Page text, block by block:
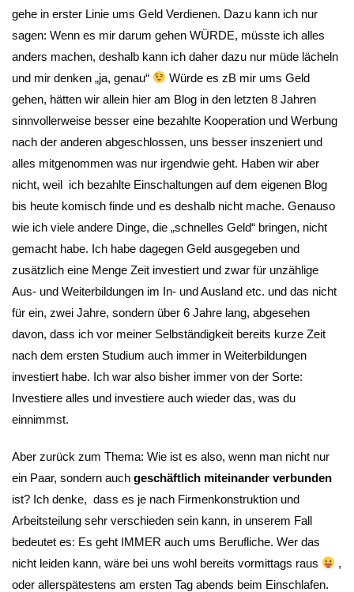
gehe in erster Linie ums Geld Verdienen. Dazu kann ich nur
sagen: Wenn es mir darum gehen WÜRDE, müsste ich alles
anders machen, deshalb kann ich daher dazu nur müde lächeln
und mir denken „ja, genau“
Würde es zB mir ums Geld
gehen, hätten wir allein hier am Blog in den letzten 8 Jahren
sinnvollerweise besser eine bezahlte Kooperation und Werbung
nach der anderen abgeschlossen, uns besser inszeniert und
alles mitgenommen was nur irgendwie geht. Haben wir aber
nicht, weil ich bezahlte Einschaltungen auf dem eigenen Blog
bis heute komisch finde und es deshalb nicht mache. Genauso
wie ich viele andere Dinge, die „schnelles Geld“ bringen, nicht
gemacht habe. Ich habe dagegen Geld ausgegeben und
zusätzlich eine Menge Zeit investiert und zwar für unzählige
Aus- und Weiterbildungen im In- und Ausland etc. und das nicht
für ein, zwei Jahre, sondern über 6 Jahre lang, abgesehen
davon, dass ich vor meiner Selbständigkeit bereits kurze Zeit
nach dem ersten Studium auch immer in Weiterbildungen
investiert habe. Ich war also bisher immer von der Sorte:
Investiere alles und investiere auch wieder das, was du
einnimmst.
Aber zurück zum Thema: Wie ist es also, wenn man nicht nur
ein Paar, sondern auch geschäftlich miteinander verbunden
ist? Ich denke, dass es je nach Firmenkonstruktion und
Arbeitsteilung sehr verschieden sein kann, in unserem Fall
bedeutet es: Es geht IMMER auch ums Berufliche. Wer das
nicht leiden kann, wäre bei uns wohl bereits vormittags raus
,
oder allerspätestens am ersten Tag abends beim Einschlafen.